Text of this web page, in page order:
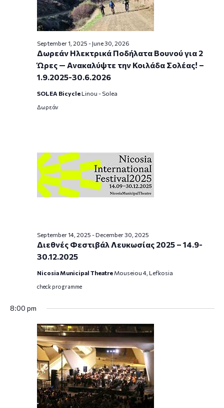
Δωρεάν Ηλεκτρικά Ποδήλατα Βουνού για 2
Ώρες — Ανακαλύψτε την Κοιλάδα Σολέας! –
1.9.2025-30.6.2026
September 1, 2025 - June 30, 2026
SOLEA Bicycle Linou - Solea
Δωρεάν
Διεθνές Φεστιβάλ Λευκωσίας 2025 – 14.9-
30.12.2025
September 14, 2025 - December 30, 2025
Nicosia Municipal Theatre Mouseiou 4, Lefkosia
check programme
8:00 pm